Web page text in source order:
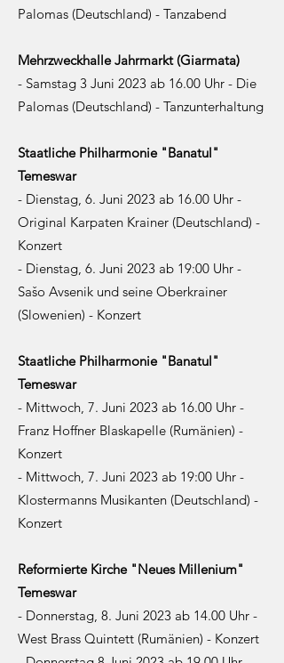
Palomas (Deutschland) - Tanzabend
Mehrzweckhalle Jahrmarkt (Giarmata)
- Samstag 3 Juni 2023 ab 16.00 Uhr - Die
Palomas (Deutschland) - Tanzunterhaltung
Staatliche Philharmonie "Banatul"
Temeswar
- Dienstag, 6. Juni 2023 ab 16.00 Uhr -
Original Karpaten Krainer (Deutschland) -
Konzert
- Dienstag, 6. Juni 2023 ab 19:00 Uhr -
Sašo Avsenik und seine Oberkrainer
(Slowenien) - Konzert
Staatliche Philharmonie "Banatul"
Temeswar
- Mittwoch, 7. Juni 2023 ab 16.00 Uhr -
Franz Hoffner Blaskapelle (Rumänien) -
Konzert
- Mittwoch, 7. Juni 2023 ab 19:00 Uhr -
Klostermanns Musikanten (Deutschland) -
Konzert
Reformierte Kirche "Neues Millenium"
Temeswar
- Donnerstag, 8. Juni 2023 ab 14.00 Uhr -
West Brass Quintett (Rumänien) - Konzert